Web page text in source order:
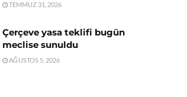
TEMMUZ 31, 2026
Çerçeve yasa teklifi bugün
meclise sunuldu
AĞUSTOS 5, 2026